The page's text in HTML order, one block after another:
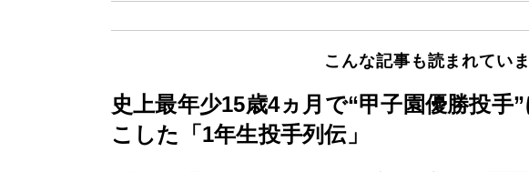
こんな記事も読まれてい
史上最年少15歳4ヵ月で“甲子園優勝投
こした「1年生投手列伝」